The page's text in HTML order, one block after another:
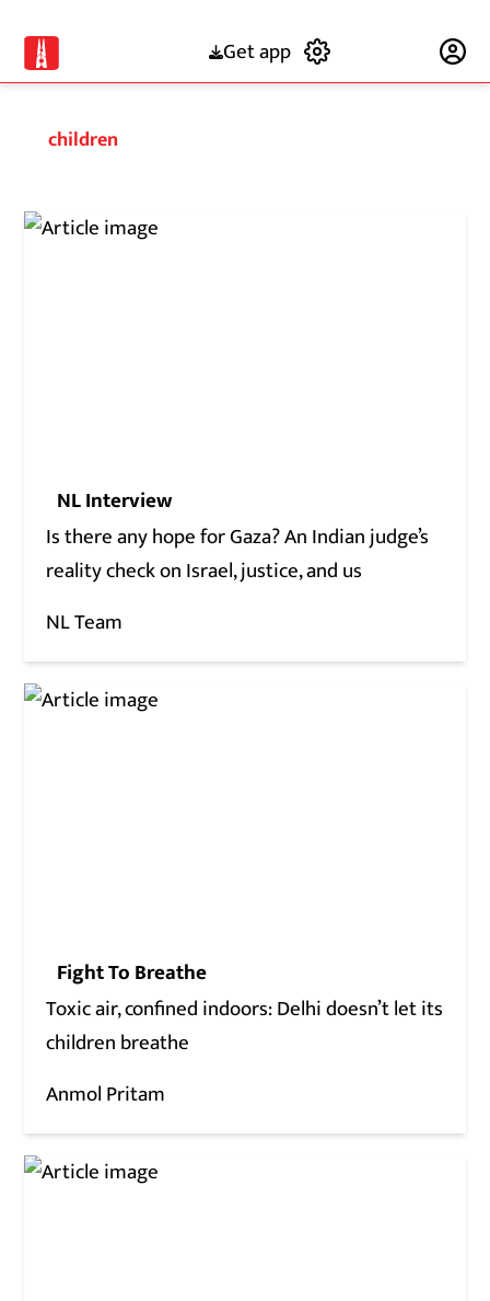
Get app
children
NL Interview
Is there any hope for Gaza? An Indian judge’s
reality check on Israel, justice, and us
NL Team
Fight To Breathe
Toxic air, confined indoors: Delhi doesn’t let its
children breathe
Anmol Pritam